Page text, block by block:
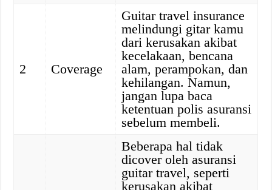
2 Coverage
Guitar travel insurance
melindungi gitar kamu
dari kerusakan akibat
kecelakaan, bencana
alam, perampokan, dan
kehilangan. Namun,
jangan lupa baca
ketentuan polis asuransi
sebelum membeli.
Beberapa hal tidak
dicover oleh asuransi
guitar travel, seperti
kerusakan akibat